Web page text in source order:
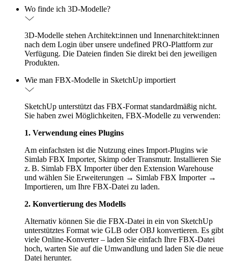
Wo finde ich 3D-Modelle?
3D-Modelle stehen Architekt:innen und Innenarchitekt:innen
nach dem Login über unsere undefined PRO-Plattform zur
Verfügung. Die Dateien finden Sie direkt bei den jeweiligen
Produkten.
Wie man FBX-Modelle in SketchUp importiert
SketchUp unterstützt das FBX-Format standardmäßig nicht.
Sie haben zwei Möglichkeiten, FBX-Modelle zu verwenden:
1. Verwendung eines Plugins
Am einfachsten ist die Nutzung eines Import-Plugins wie
Simlab FBX Importer, Skimp oder Transmutr. Installieren Sie
z. B. Simlab FBX Importer über den Extension Warehouse
und wählen Sie Erweiterungen → Simlab FBX Importer →
Importieren, um Ihre FBX-Datei zu laden.
2. Konvertierung des Modells
Alternativ können Sie die FBX-Datei in ein von SketchUp
unterstütztes Format wie GLB oder OBJ konvertieren. Es gibt
viele Online-Konverter – laden Sie einfach Ihre FBX-Datei
hoch, warten Sie auf die Umwandlung und laden Sie die neue
Datei herunter.